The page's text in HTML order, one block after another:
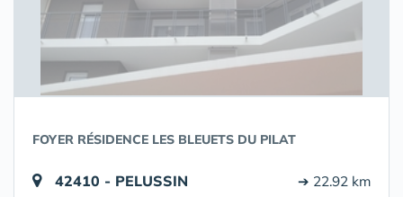
FOYER RÉSIDENCE LES BLEUETS DU PILAT
42410 - PELUSSIN ➔ 22.92 km